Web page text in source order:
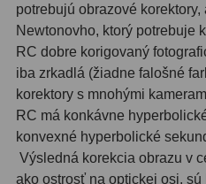
Filtry L-RGB7
Filtry Pass6
Filtry Block10
Filtry Clip5
Filtry CCD Hα, OIII7
potrebujú obrazové korektory,
Newtonovho, ktorý potrebuje
RC dobre korigovaný
iba zrkadlá (žiadne falošné
korektory s mnohými
RC má konkávne
konvexné hyperbolické
Výsledná korekcia obrazu v
ako ostrosť na optickej osi,